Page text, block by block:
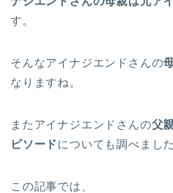
す。
そんなアイナジエンドさんの
なりますね。
またアイナジエンドさんの父
ピソードについても調べました
この記事では、